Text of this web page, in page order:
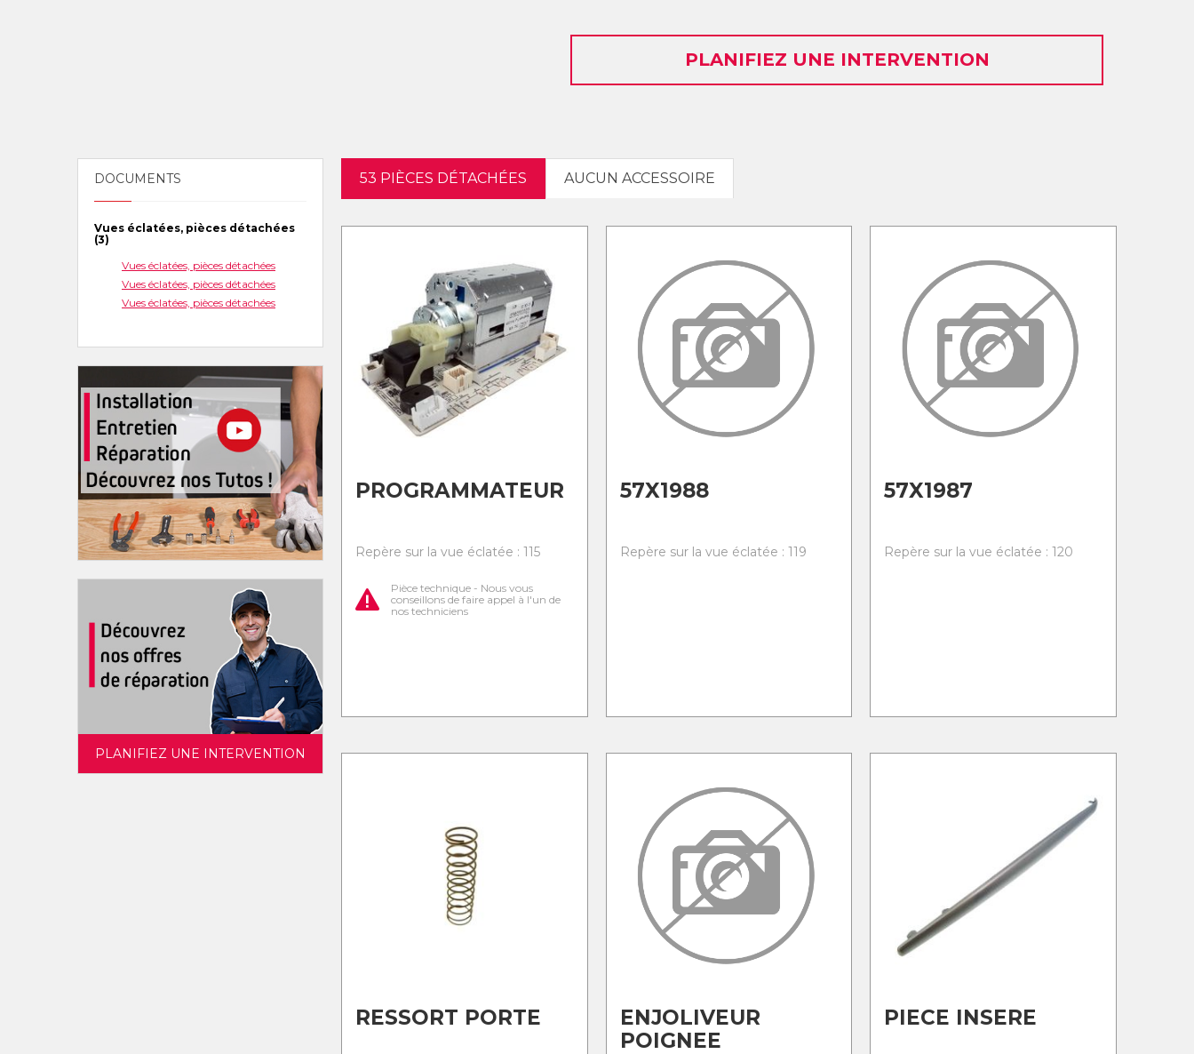
PLANIFIEZ UNE INTERVENTION
DOCUMENTS
Vues éclatées, pièces détachées
(3)
Vues éclatées, pièces détachées
Vues éclatées, pièces détachées
Vues éclatées, pièces détachées
PLANIFIEZ UNE INTERVENTION
53 PIÈCES DÉTACHÉES AUCUN ACCESSOIRE
PROGRAMMATEUR
Repère sur la vue éclatée : 115
Pièce technique - Nous vous
conseillons de faire appel à l'un de
nos techniciens
57X1988
Repère sur la vue éclatée : 119
57X1987
Repère sur la vue éclatée : 120
RESSORT PORTE
ENJOLIVEUR
POIGNEE
PIECE INSERE